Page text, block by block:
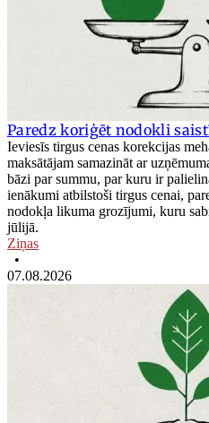
Paredz koriģēt nodokli
Ieviesīs tirgus cenas korekcijas
maksātājam samazināt ar
bāzi par summu, par kuru ir
ienākumi atbilstoši tirgus cenai,
nodokļa likuma grozījumi, kuru
jūlijā.
Ziņas
•
07.08.2026